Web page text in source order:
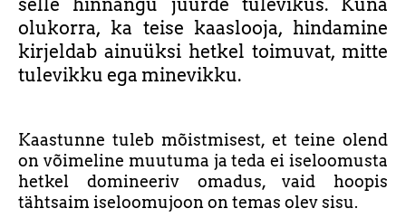
selle hinnangu juurde tulevikus. Kuna
olukorra, ka teise kaaslooja, hindamine
kirjeldab ainuüksi hetkel toimuvat, mitte
tulevikku ega minevikku.
Kaastunne tuleb mõistmisest, et teine olend
on võimeline muutuma ja teda ei iseloomusta
hetkel domineeriv omadus, vaid hoopis
tähtsaim iseloomujoon on temas olev sisu.